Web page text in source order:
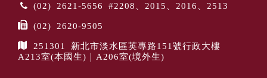
(02) 2621-5656 #2208、2015、2016、2513
(02) 2620-9505
251301 新北市淡水區英專路151號行政大樓
A213室(本國生)｜A206室(境外生)